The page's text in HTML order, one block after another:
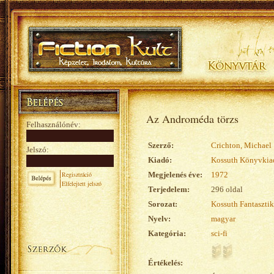
Felhasználónév:
Jelszó:
Regisztráció
Elfelejtett jelszó
Az Androméda törzs
Szerző:
Crichton, Michael
Kiadó:
Kossuth
Megjelenés éve:
1972
Terjedelem:
296 oldal
Sorozat:
Kossuth
Nyelv:
magyar
Kategória:
sci-fi
Értékelés: